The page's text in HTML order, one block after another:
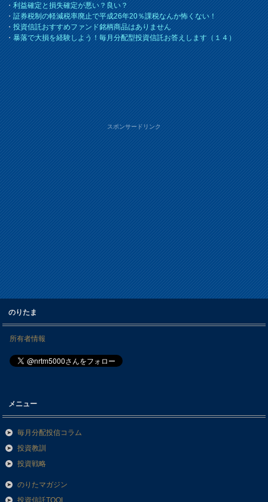
・利益確定と損失確定が悪い？良い？
・証券税制の軽減税率廃止で平成26年20％課税なんか怖くない！
・投資信託おすすめファンド銘柄商品はありません
・暴落で大損を経験しよう！毎月分配型投資信託お答えします（１４）
スポンサードリンク
のりたま
所有者情報
メニュー
毎月分配投信コラム
投資教訓
投資戦略
のりたマガジン
投資信託TOOL